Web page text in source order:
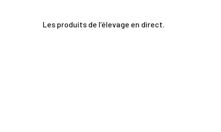
Les produits de l’élevage en direct.